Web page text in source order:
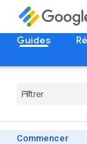
Guides
Commencer